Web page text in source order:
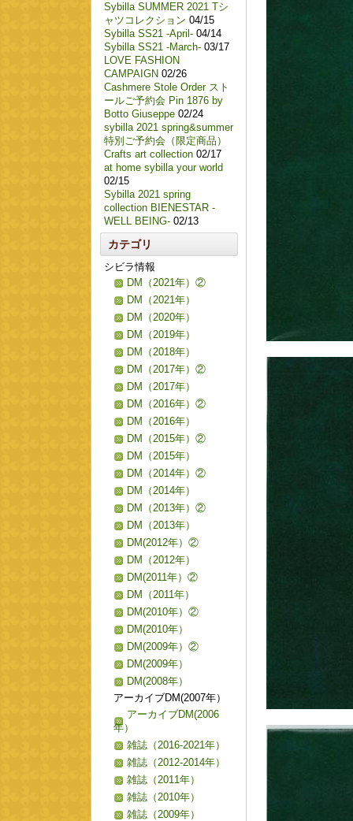
Sybilla SUMMER 2021 Tシ
ャツコレクション 04/15
Sybilla SS21 -April- 04/14
Sybilla SS21 -March- 03/17
LOVE FASHION
CAMPAIGN 02/26
Cashmere Stole Order スト
ールご予約会 Pin 1876 by
Botto Giuseppe 02/24
sybilla 2021 spring&summer
特別ご予約会（限定商品）
Crafts art collection 02/17
at home sybilla your world
02/15
Sybilla 2021 spring
collection BIENESTAR -
WELL BEING- 02/13
カテゴリ
シビラ情報
DM（2021年）②
DM（2021年）
DM（2020年）
DM（2019年）
DM（2018年）
DM（2017年）②
DM（2017年）
DM（2016年）②
DM（2016年）
DM（2015年）②
DM（2015年）
DM（2014年）②
DM（2014年）
DM（2013年）②
DM（2013年）
DM(2012年）②
DM（2012年）
DM(2011年）②
DM（2011年）
DM(2010年）②
DM(2010年）
DM(2009年）②
DM(2009年）
DM(2008年）
アーカイブDM(2007年）
アーカイブDM(2006
年）
雑誌（2016-2021年）
雑誌（2012-2014年）
雑誌（2011年）
雑誌（2010年）
雑誌（2009年）